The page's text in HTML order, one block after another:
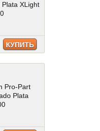
XLight
КУПИТЬ
Pro-Part
Plata